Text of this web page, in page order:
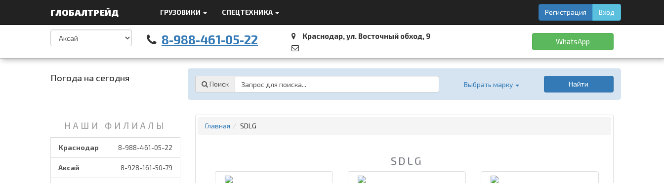
ГЛОБАЛТРЕЙД ГРУЗОВИКИ СПЕЦТЕХНИКА Регистрация Вход
8-988-461-05-22 Краснодар, ул. Восточный обход, 9
WhatsApp
Погода на сегодня
Поиск Выбрать марку Найти
НАШИ ФИЛИАЛЫ
Краснодар 8-988-461-05-22
Аксай 8-928-161-50-79
Главная SDLG
SDLG